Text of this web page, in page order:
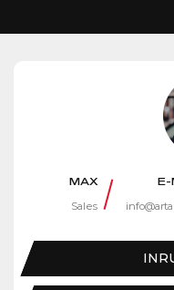
MAX
Sales
E-